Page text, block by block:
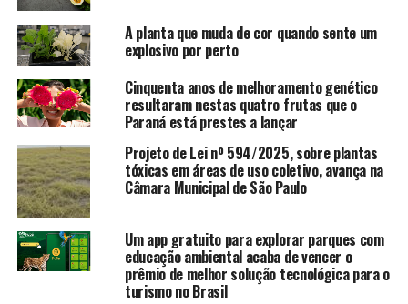
A planta que muda de cor quando sente um
explosivo por perto
Cinquenta anos de melhoramento genético
resultaram nestas quatro frutas que o
Paraná está prestes a lançar
Projeto de Lei nº 594/2025, sobre plantas
tóxicas em áreas de uso coletivo, avança na
Câmara Municipal de São Paulo
Um app gratuito para explorar parques com
educação ambiental acaba de vencer o
prêmio de melhor solução tecnológica para o
turismo no Brasil